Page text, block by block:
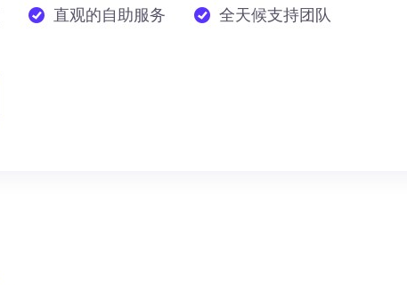
直观的自助服务 全天候支持团队